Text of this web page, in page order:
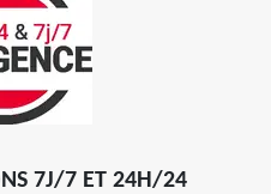
7J/7 ET 24H/24